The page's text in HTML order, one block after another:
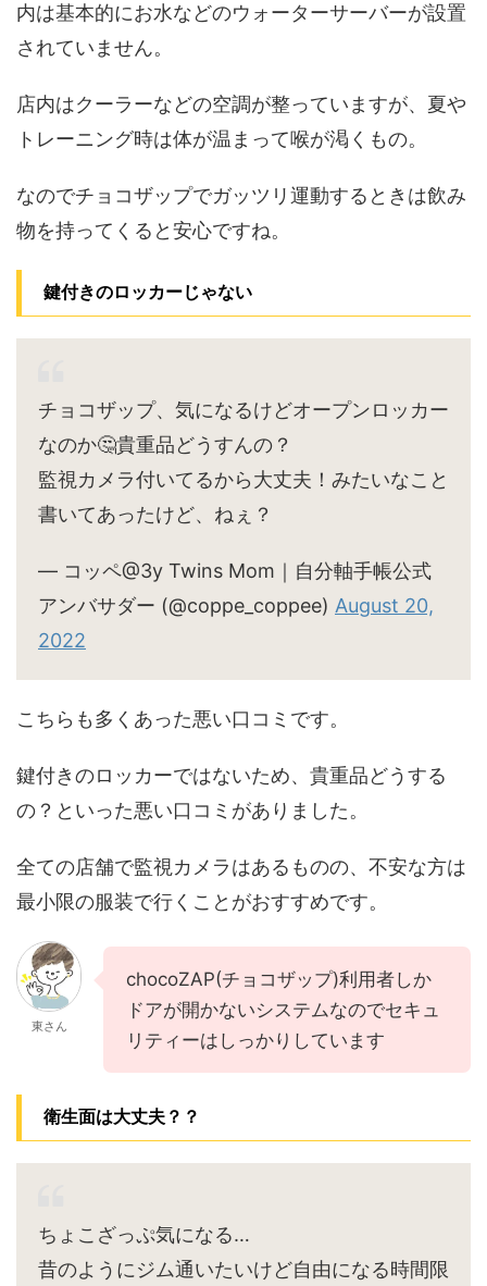
内は基本的にお水などのウォーターサーバーが設置
されていません。
店内はクーラーなどの空調が整っていますが、夏や
トレーニング時は体が温まって喉が渇くもの。
なのでチョコザップでガッツリ運動するときは飲み
物を持ってくると安心ですね。
鍵付きのロッカーじゃない
チョコザップ、気になるけどオープンロッカー
なのか🤔貴重品どうすんの？
監視カメラ付いてるから大丈夫！みたいなこと
書いてあったけど、ねぇ？
— コッペ@3y Twins Mom｜自分軸手帳公式
アンバサダー (@coppe_coppee) August 20,
2022
こちらも多くあった悪い口コミです。
鍵付きのロッカーではないため、貴重品どうする
の？といった悪い口コミがありました。
全ての店舗で監視カメラはあるものの、不安な方は
最小限の服装で行くことがおすすめです。
東さん
chocoZAP(チョコザップ)利用者しか
ドアが開かないシステムなのでセキュ
リティーはしっかりしています
衛生面は大丈夫？？
ちょこざっぷ気になる…
昔のようにジム通いたいけど自由になる時間限